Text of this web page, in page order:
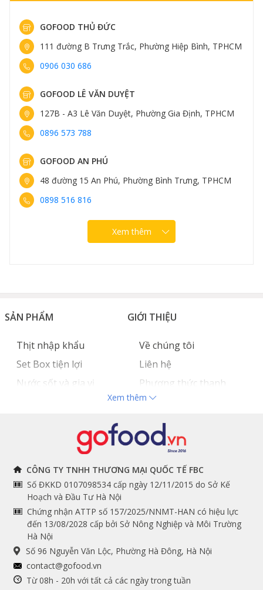
GOFOOD THỦ ĐỨC
111 đường B Trưng Trắc, Phường Hiệp Bình, TPHCM
0906 030 686
GOFOOD LÊ VĂN DUYỆT
127B - A3 Lê Văn Duyệt, Phường Gia Định, TPHCM
0896 573 788
GOFOOD AN PHÚ
48 đường 15 An Phú, Phường Bình Trưng, TPHCM
0898 516 816
Xem thêm
SẢN PHẨM
Thịt nhập khẩu
Set Box tiện lợi
Nước sốt và gia vị
GIỚI THIỆU
Về chúng tôi
Liên hệ
Phương thức thanh
toán
Tuyển dụng
THÔNG TIN
Chính sách và quy định
chung
Hướng dẫn đặt hàng
Cam kết chất lượng
THEO DÕI NGAY
Facebook
Instagram
Youtube
Tiktok
Shopee
Xem thêm
CÔNG TY TNHH THƯƠNG MẠI QUỐC TẾ FBC
Số ĐKKD 0107098534 cấp ngày 12/11/2015 do Sở Kế
Hoạch và Đầu Tư Hà Nội
Chứng nhận ATTP số 157/2025/NNMT-HAN có hiệu lực
đến 13/08/2028 cấp bởi Sở Nông Nghiệp và Môi Trường
Hà Nội
Số 96 Nguyễn Văn Lộc, Phường Hà Đông, Hà Nội
contact@gofood.vn
Từ 08h - 20h với tất cả các ngày trong tuần